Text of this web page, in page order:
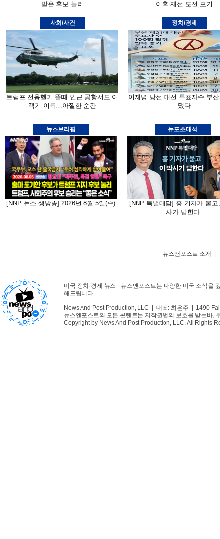
받은 후보 눌러
이후 재선 도전 포기
사회/사건
트럼프 전용헬기 뜰때 인근 공항서도 여
객기 이륙…아찔한 순간
정치/경제
이재명 당선 대선 투표자수 부
댔다
뉴스브리핑
[NNP 뉴스 생방송] 2026년 8월 5일(수)
뉴포초대석
[NNP 특별대담] 홍 기자가 묻고
사가 답한다
뉴스앤포스트 소개
미국 정치·경제 뉴스 - 뉴스앤포스트는 다양한 미국 소식을
해드립니다.
News And Post Production, LLC | 대표: 최은주 | 1490
뉴스앤포스트의 모든 콘텐트는 저작권법의 보호를 받는바,
Copyright by News And Post Production, LLC. All Rights